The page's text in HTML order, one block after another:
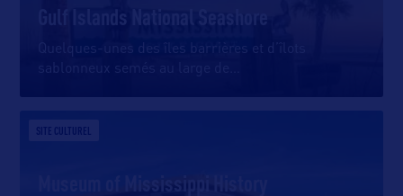
Gulf Islands National Seashore
Quelques-unes des îles barrières et d’îlots
sablonneux semés au large de
SITE CULTUREL